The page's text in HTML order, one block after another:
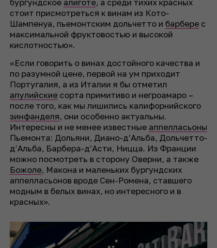
стоит присмотреться к винам из Кото-
Шампенуа, пьемонтским дольчетто и барбере с
максимальной фруктовостью и высокой
кислотностью».
«Если говорить о винах достойного качества и
по разумной цене, первой на ум приходит
Португалия, а из Италии я бы отметил
апулийские сорта примитиво и негроамаро –
после того, как мы лишились калифорнийского
зинфанделя, они особенно актуальны.
Интересны и не менее известные аппелласьоны
Пьемонта: Дольяни, Диано-д’Альба, Дольчетто-
д’Альба, Барбера-д’Асти, Ницца. Из Франции
можно посмотреть в сторону Оверни, а также
Божоле, Макона и маленьких бургундских
аппелласьонов вроде Сен-Ромена, ставшего
модным в белых винах, но интересного и в
красных».